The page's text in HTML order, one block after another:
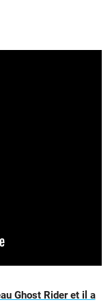
Ghost Rider et il a